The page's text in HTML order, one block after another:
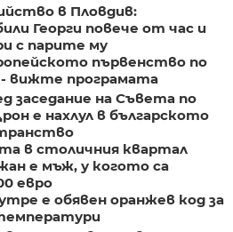
в Пловдив:
Георги повече от час и
с парите му
първенство по
вижте програмата
заседание на Съвета по
е нахлул в българското
в столичния квартал
е мъж, у когото са
евро
е обявен оранжев код за